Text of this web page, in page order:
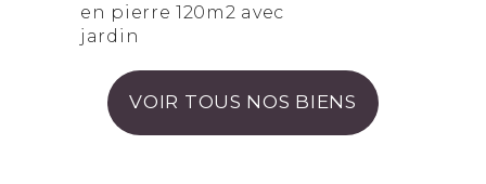
en pierre 120m2 avec
jardin
VOIR TOUS NOS BIENS